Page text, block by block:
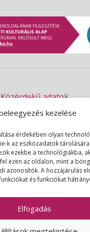
kezelése
érdekében olyan
k az eszközadatok
ezekbe a technológiákba,
ezen az oldalon, mint a
azonosítók. A hozzájárulás
és funkciókat
Elfogadás
Közérdekű adatok
nyilatkozat
Impresszum
Kapcsolat
Központ | Minden